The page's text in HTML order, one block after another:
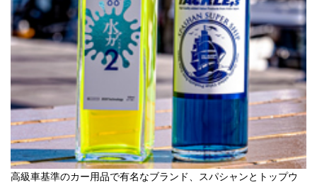
高級車基準のカー用品で有名なブランド、スパシャンとトップウ